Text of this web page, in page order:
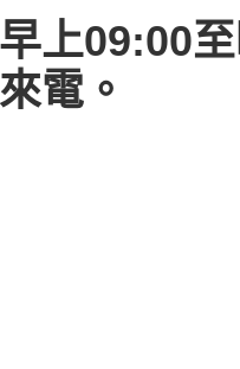
上09:00
電。